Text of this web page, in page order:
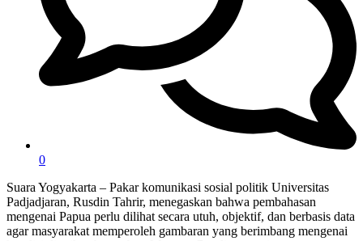
0
Suara Yogyakarta – Pakar komunikasi sosial politik Universitas
Padjadjaran, Rusdin Tahrir, menegaskan bahwa pembahasan
mengenai Papua perlu dilihat secara utuh, objektif, dan berbasis data
agar masyarakat memperoleh gambaran yang berimbang mengenai